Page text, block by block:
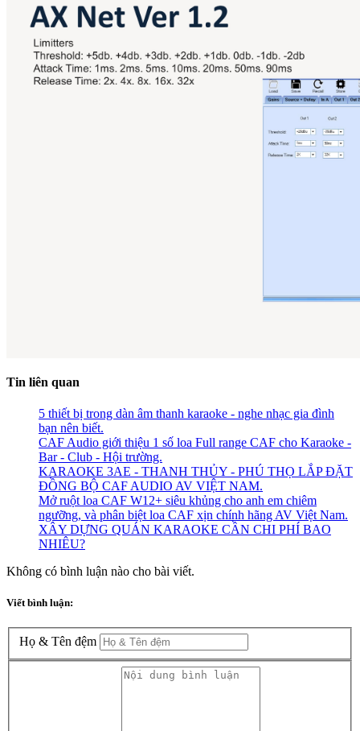
Tin liên quan
5 thiết bị trong dàn âm thanh karaoke - nghe nhạc gia đình
bạn nên biết.
CAF Audio giới thiệu 1 số loa Full range CAF cho Karaoke -
Bar - Club - Hội trường.
KARAOKE 3AE - THANH THỦY - PHÚ THỌ LẮP ĐẶT
ĐỒNG BỘ CAF AUDIO AV VIỆT NAM.
Mở ruột loa CAF W12+ siêu khủng cho anh em chiêm
ngưỡng, và phân biệt loa CAF xịn chính hãng AV Việt Nam.
XÂY DỰNG QUÁN KARAOKE CẦN CHI PHÍ BAO
NHIÊU?
Không có bình luận nào cho bài viết.
Viết bình luận:
Họ & Tên đệm